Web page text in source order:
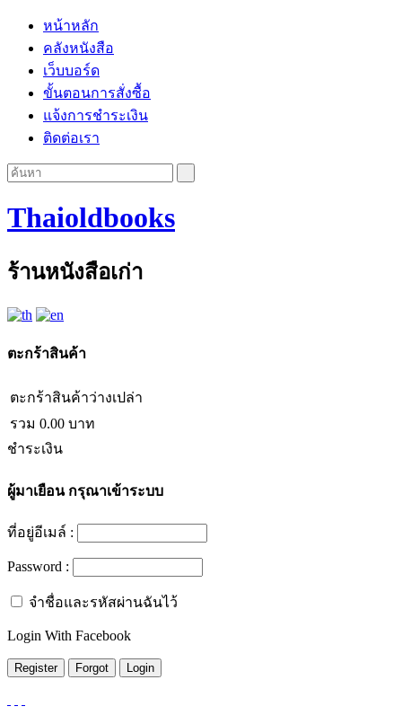
หน้าหลัก
คลังหนังสือ
เว็บบอร์ด
ขั้นตอนการสั่งซื้อ
แจ้งการชำระเงิน
ติดต่อเรา
Thaioldbooks
ร้านหนังสือเก่า
ตะกร้าสินค้า
ตะกร้าสินค้าว่างเปล่า
รวม 0.00 บาท
ชำระเงิน
ผู้มาเยือนกรุณาเข้าระบบ
ที่อยู่อีเมล์ :
Password :
จำชื่อและรหัสผ่านฉันไว้
Login With Facebook